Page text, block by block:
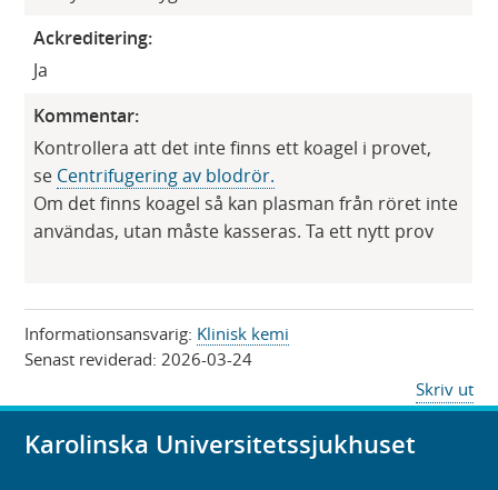
Ackreditering:
Ja
Kommentar:
Kontrollera att det inte finns ett koagel i provet,
se Centrifugering av blodrör.
Om det finns koagel så kan plasman från röret inte
användas, utan måste kasseras. Ta ett nytt prov
Informationsansvarig: Klinisk kemi
Senast reviderad:2026-03-24
Skriv ut
Karolinska Universitetssjukhuset